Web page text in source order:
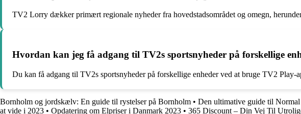
TV2 Lorry dækker primært regionale nyheder fra hovedstadsområdet og omegn,
Hvordan kan jeg få adgang til TV2s sportsnyheder på forskellige
Du kan få adgang til TV2s sportsnyheder på forskellige enheder ved at bruge TV2
Bornholm og jordskælv: En guide til rystelser på Bornholm • Den ultimative guide til
at vide i 2023 • Opdatering om Elpriser i Danmark 2023 • 365 Discount – Din Vej Til